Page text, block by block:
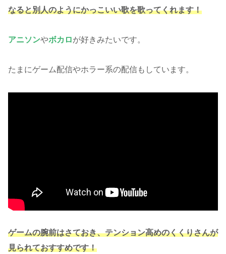
なると別人のようにかっこいい歌を歌ってくれます！
アニソンやボカロが好きみたいです。
たまにゲーム配信やホラー系の配信もしています。
ゲームの腕前はさておき、テンション高めのくくりさんが
見られておすすめです！